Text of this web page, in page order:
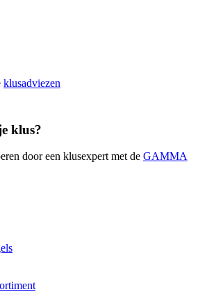
klusadviezen
klus?
door een klusexpert met de GAMMA